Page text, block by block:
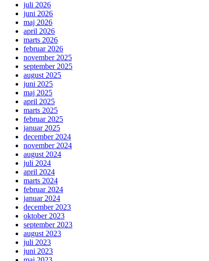
juli 2026
juni 2026
maj 2026
april 2026
marts 2026
februar 2026
november 2025
september 2025
august 2025
juni 2025
maj 2025
april 2025
marts 2025
februar 2025
januar 2025
december 2024
november 2024
august 2024
juli 2024
april 2024
marts 2024
februar 2024
januar 2024
december 2023
oktober 2023
september 2023
august 2023
juli 2023
juni 2023